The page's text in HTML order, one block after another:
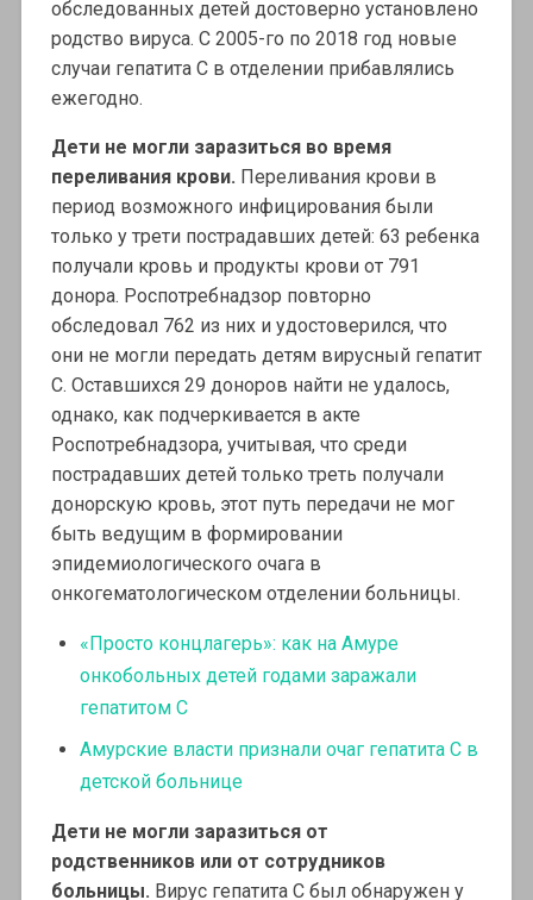
обследованных детей достоверно установлено
родство вируса. С 2005-го по 2018 год новые
случаи гепатита С в отделении прибавлялись
ежегодно.
Дети не могли заразиться во время
переливания крови. Переливания крови в
период возможного инфицирования были
только у трети пострадавших детей: 63 ребенка
получали кровь и продукты крови от 791
донора. Роспотребнадзор повторно
обследовал 762 из них и удостоверился, что
они не могли передать детям вирусный гепатит
С. Оставшихся 29 доноров найти не удалось,
однако, как подчеркивается в акте
Роспотребнадзора, учитывая, что среди
пострадавших детей только треть получали
донорскую кровь, этот путь передачи не мог
быть ведущим в формировании
эпидемиологического очага в
онкогематологическом отделении больницы.
«Просто концлагерь»: как на Амуре
онкобольных детей годами заражали
гепатитом С
Амурские власти признали очаг гепатита С в
детской больнице
Дети не могли заразиться от
родственниковили от сотрудников
больницы. Вирус гепатита С был обнаружен у